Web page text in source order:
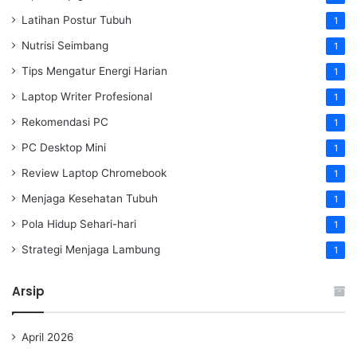
Latihan Postur Tubuh 1
Nutrisi Seimbang 1
Tips Mengatur Energi Harian 1
Laptop Writer Profesional 1
Rekomendasi PC 1
PC Desktop Mini 1
Review Laptop Chromebook 1
Menjaga Kesehatan Tubuh 1
Pola Hidup Sehari-hari 1
Strategi Menjaga Lambung 1
Arsip
April 2026